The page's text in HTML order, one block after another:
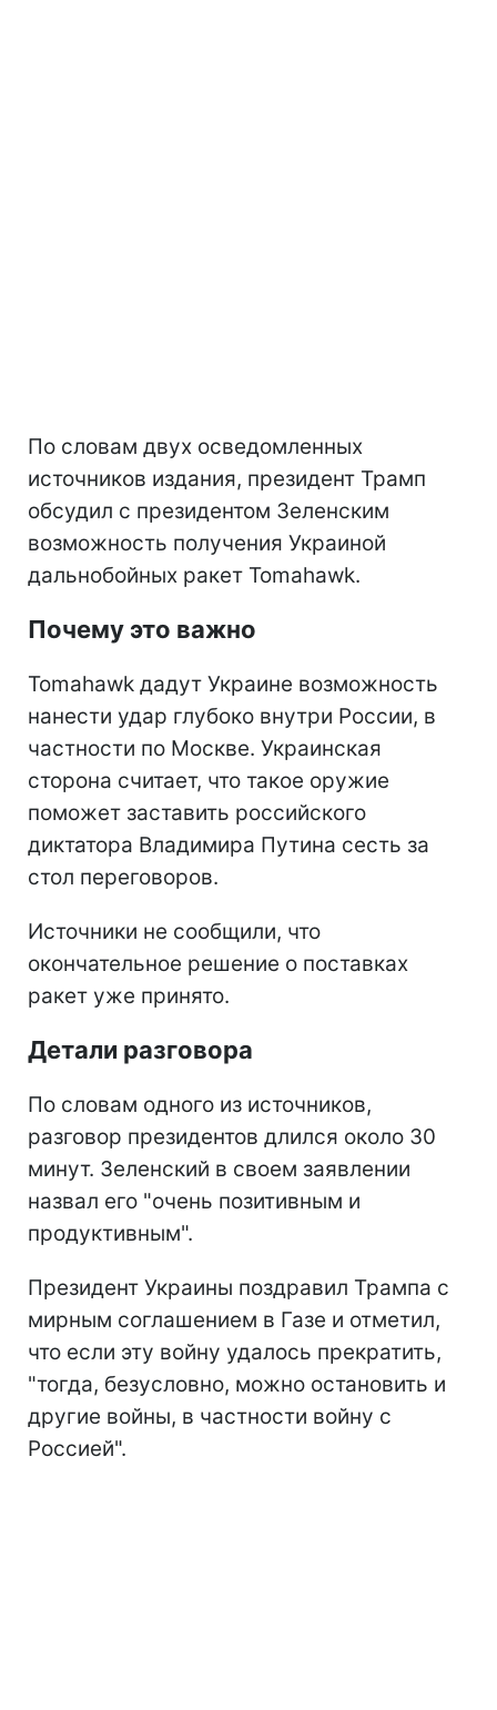
По словам двух осведомленных
источников издания, президент Трамп
обсудил с президентом Зеленским
возможность получения Украиной
дальнобойных ракет Tomahawk.
Почему это важно
Tomahawk дадут Украине возможность
нанести удар глубоко внутри России, в
частности по Москве. Украинская
сторона считает, что такое оружие
поможет заставить российского
диктатора Владимира Путина сесть за
стол переговоров.
Источники не сообщили, что
окончательное решение о поставках
ракет уже принято.
Детали разговора
По словам одного из источников,
разговор президентов длился около 30
минут. Зеленский в своем заявлении
назвал его "очень позитивным и
продуктивным".
Президент Украины поздравил Трампа с
мирным соглашением в Газе и отметил,
что если эту войну удалось прекратить,
"тогда, безусловно, можно остановить и
другие войны, в частности войну с
Россией".